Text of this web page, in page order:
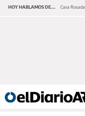
HOY HABLAMOS DE... Casa Rosada